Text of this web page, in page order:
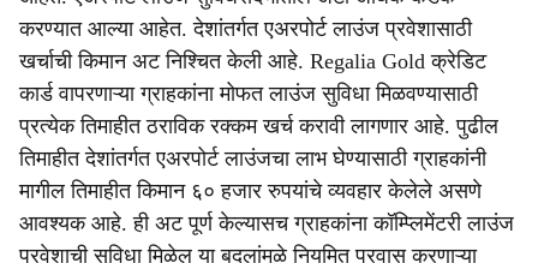
करण्यात आल्या आहेत. देशांतर्गत एअरपोर्ट लाउंज प्रवेशासाठी
खर्चाची किमान अट निश्चित केली आहे. Regalia Gold क्रेडिट
कार्ड वापरणाऱ्या ग्राहकांना मोफत लाउंज सुविधा मिळवण्यासाठी
प्रत्येक तिमाहीत ठराविक रक्कम खर्च करावी लागणार आहे. पुढील
तिमाहीत देशांतर्गत एअरपोर्ट लाउंजचा लाभ घेण्यासाठी ग्राहकांनी
मागील तिमाहीत किमान ६० हजार रुपयांचे व्यवहार केलेले असणे
आवश्यक आहे. ही अट पूर्ण केल्यासच ग्राहकांना कॉम्प्लिमेंटरी लाउंज
प्रवेशाची सुविधा मिळेल या बदलांमुळे नियमित प्रवास करणाऱ्या